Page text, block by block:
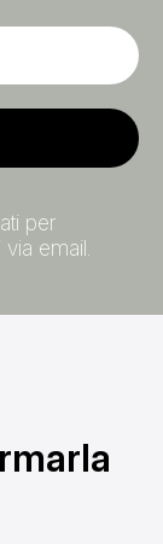
per
email.